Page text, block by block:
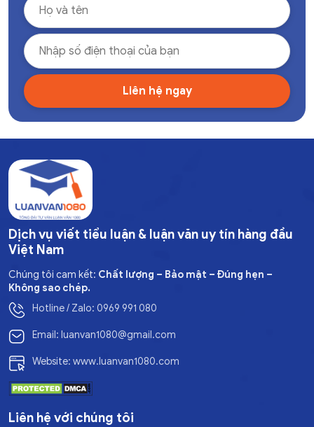
Dịch vụ viết tiểu luận & luận văn uy tín hàng đầu
Việt Nam
Chúng tôi cam kết: Chất lượng – Bảo mật – Đúng hẹn –
Không sao chép.
Hotline / Zalo: 0969 991 080
Email: luanvan1080@gmail.com
Website: www.luanvan1080.com
Liên hệ với chúng tôi